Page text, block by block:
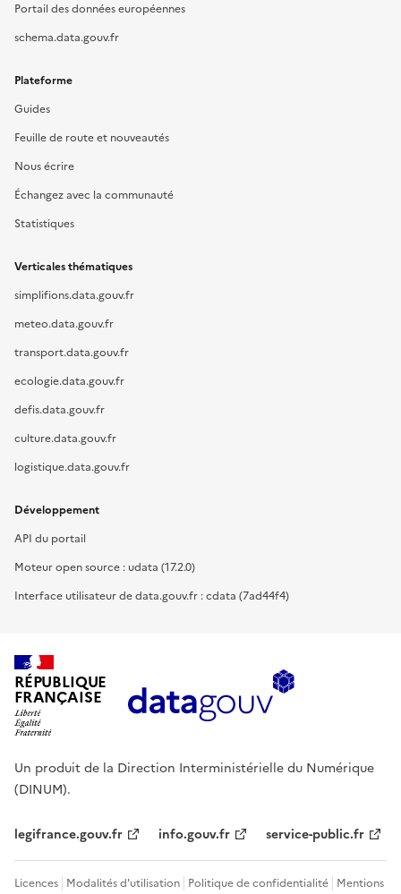
Portail des données européennes
schema.data.gouv.fr
Plateforme
Guides
Feuille de route et nouveautés
Nous écrire
Échangez avec la communauté
Statistiques
Verticales thématiques
simplifions.data.gouv.fr
meteo.data.gouv.fr
transport.data.gouv.fr
ecologie.data.gouv.fr
defis.data.gouv.fr
culture.data.gouv.fr
logistique.data.gouv.fr
Développement
API du portail
Moteur open source : udata (17.2.0)
Interface utilisateur de data.gouv.fr : cdata (7ad44f4)
RÉPUBLIQUE
FRANÇAISE
Un produit de la Direction Interministérielle du Numérique
(DINUM).
legifrance.gouv.fr info.gouv.fr service-public.fr
Licences Modalités d'utilisation Politique de confidentialité Mentions